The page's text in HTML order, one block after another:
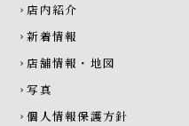
chevron_right 店内紹介
chevron_right 新着情報
chevron_right 店舗情報・地図
chevron_right 写真
chevron_right 個人情報保護方針